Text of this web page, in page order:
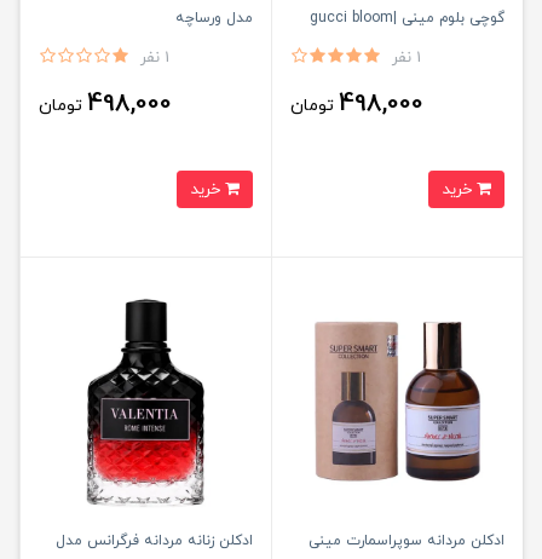
گوچی بلوم مینی |gucci bloom
1 نفر
498,000 تومان
مدل ورساچه
1 نفر
498,000 تومان
ادكلن مردانه سوپراسمارت مينى
ادكلن زنانه مردانه فرگرانس مدل